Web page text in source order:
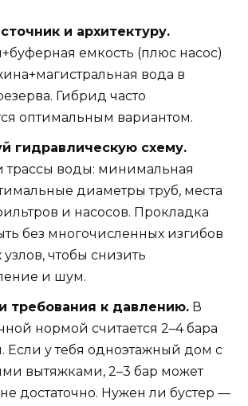
и архитектуру.
емкость (плюс насос)
вода в
Гибрид часто
оптимальным вариантом.
гидравлическую схему.
воды: минимальная
диаметры труб, места
и насосов. Прокладка
без многочисленных изгибов
чтобы снизить
и шум.
требования к давлению. В
нормой считается 2–4 бара
Если у тебя одноэтажный дом с
вытяжками, 2–3 бар может
достаточно. Нужен ли бустер —